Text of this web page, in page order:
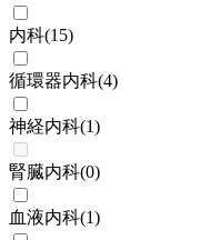
内科(15)
循環器内科(4)
神経内科(1)
腎臓内科(0)
血液内科(1)